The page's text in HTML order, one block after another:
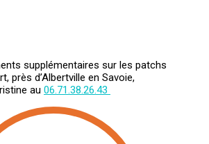
supplémentaires sur les patchs
près d’Albertville en Savoie,
au 06.71.38.26.43